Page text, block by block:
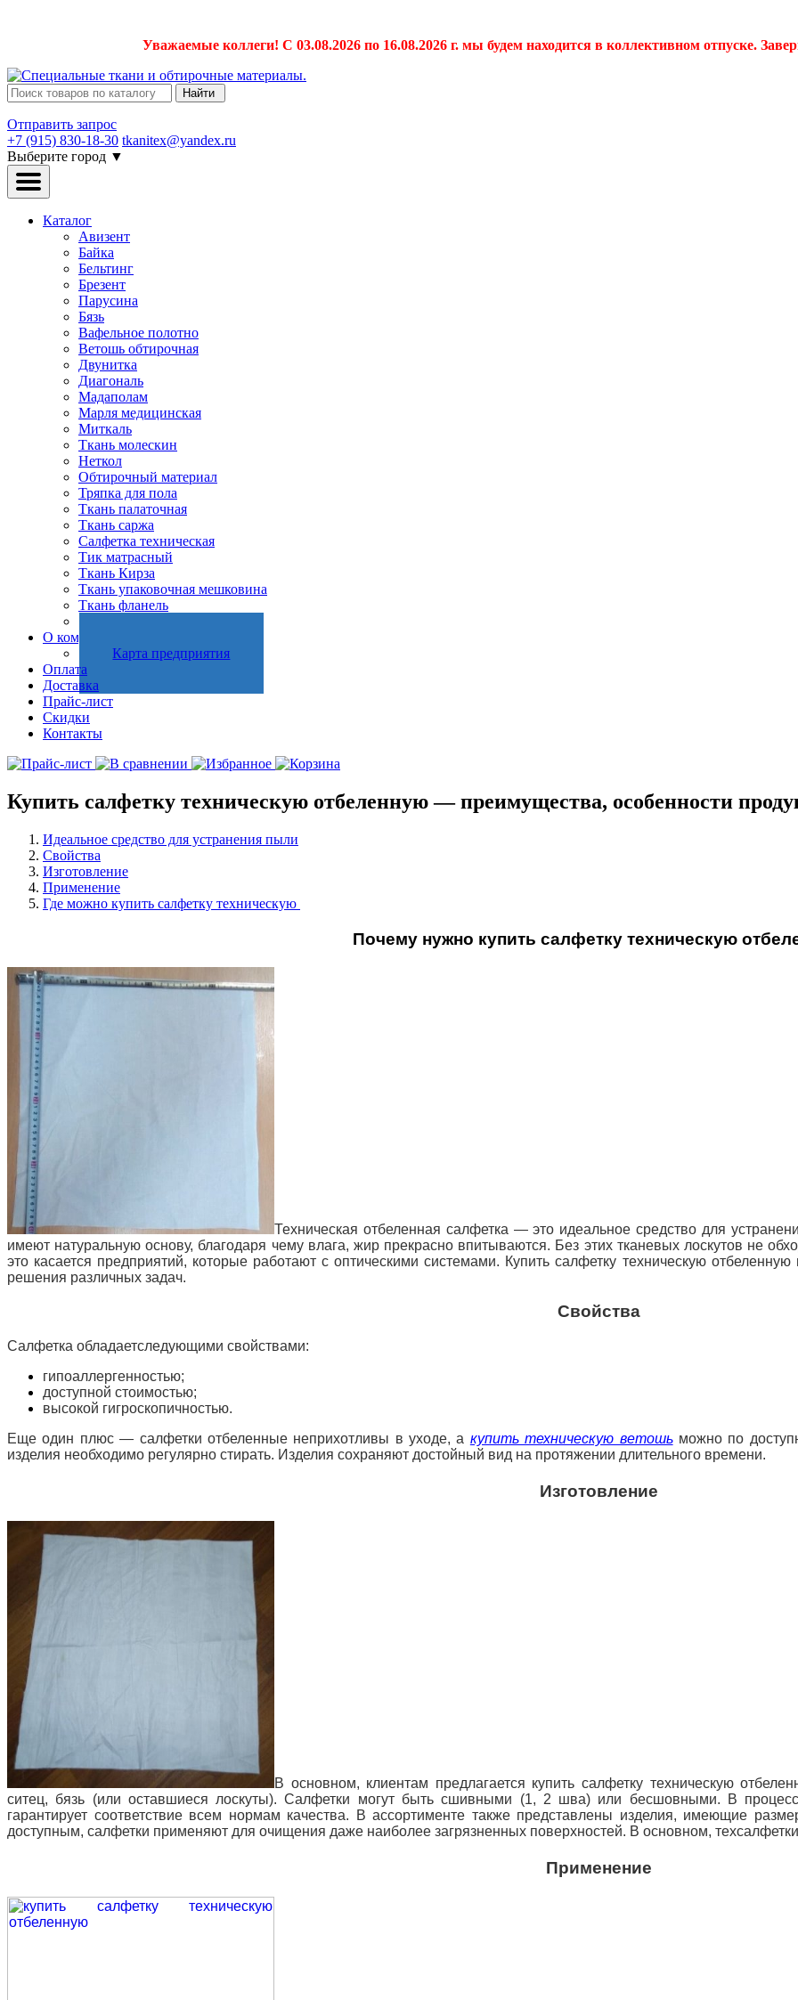
Уважаемые коллеги! С 03.08.2026 по 16.08.2026 г. мы будем находится в коллективном отпуске.
Найти
Отправить запрос
+7 (915) 830-18-30 tkanitex@yandex.ru
Выберите город ▼
Каталог
Авизент
Байка
Бельтинг
Брезент
Парусина
Бязь
Вафельное полотно
Ветошь обтирочная
Двунитка
Диагональ
Мадаполам
Марля медицинская
Миткаль
Ткань молескин
Неткол
Обтирочный материал
Тряпка для пола
Ткань палаточная
Ткань саржа
Салфетка техническая
Тик матрасный
Ткань Кирза
Ткань упаковочная мешковина
Ткань фланель
О компании
Карта предприятия
Оплата
Доставка
Прайс-лист
Скидки
Контакты
Купить салфетку техническую отбеленную — преимущества, особенности
Идеальное средство для устранения пыли
Свойства
Изготовление
Применение
Где можно купить салфетку техническую
Почему нужно купить салфетку техническую
Техническая отбеленная салфетка — это идеальное средство для
имеют натуральную основу, благодаря чему влага, жир прекрасно впитываются. Без этих тканевых лоскутов не
это касается предприятий, которые работают с оптическими системами. Купить салфетку техническую
решения различных задач.
Свойства
Салфетка обладаетследующими свойствами:
гипоаллергенностью;
доступной стоимостью;
высокой гигроскопичностью.
Еще один плюс — салфетки отбеленные неприхотливы в уходе, а купить техническую ветошьможно по
изделия необходимо регулярно стирать. Изделия сохраняют достойный вид на протяжении длительного времени.
Изготовление
В основном, клиентам предлагается купить салфетку техническую
ситец, бязь (или оставшиеся лоскуты). Салфетки могут быть сшивными (1, 2 шва) или бесшовными. В
гарантирует соответствие всем нормам качества. В ассортименте также представлены изделия, имеющие
доступным, салфетки применяют для очищения даже наиболее загрязненных поверхностей. В основном,
Применение